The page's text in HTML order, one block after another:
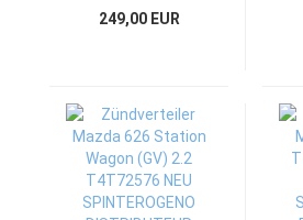
DISTRIBUTORE
249,00 EUR